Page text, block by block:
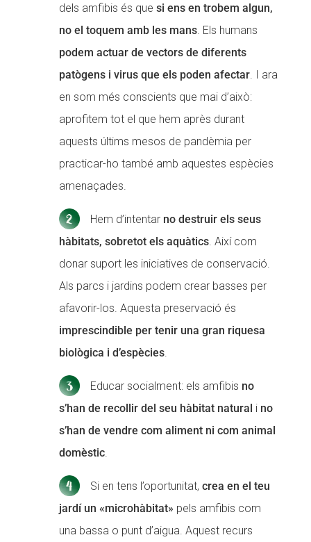
dels amfibis és que si ens en trobem algun,
no el toquem amb les mans. Els humans
podem actuar de vectors de diferents
patògens i virus que els poden afectar. I ara
en som més conscients que mai d’això:
aprofitem tot el que hem après durant
aquests últims mesos de pandèmia per
practicar-ho també amb aquestes espècies
amenaçades.
Hem d’intentar no destruir els seus
hàbitats, sobretot els aquàtics. Així com
donar suport les iniciatives de conservació.
Als parcs i jardins podem crear basses per
afavorir-los. Aquesta preservació és
imprescindible per tenir una gran riquesa
biològica i d’espècies.
Educar socialment: els amfibis no
s’han de recollir del seu hàbitat natural i no
s’han de vendre com aliment ni com animal
domèstic.
Si en tens l’oportunitat, crea en el teu
jardí un «microhàbitat» pels amfibis com
una bassa o punt d’aigua. Aquest recurs